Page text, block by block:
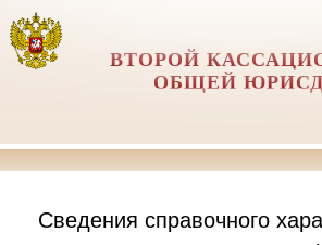
ВТОРОЙ
ОБЩЕЙ
Сведения справочного